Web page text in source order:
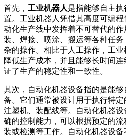
首先， 工业机器人是指能够自主
置。工业机器人凭借其高度可编
动化生产线中发挥着不可替代的
装、焊接、喷涂、搬运等各种任
杂的操作。相比于人工操作，工业
降低生产成本，并且能够长时间
证了生产的稳定性和一致性。
其次，自动化机器设备指的是能
备。它们通常被设计用于执行特定
注塑机、装配线等。自动化机器
确的控制能力，可以根据预定的
装或检测等工作。自动化机器设